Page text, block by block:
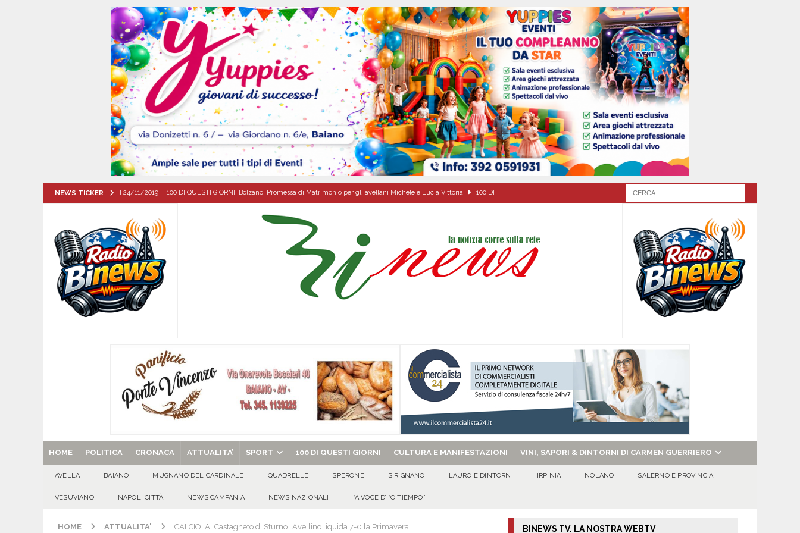
NEWS TICKER [ 24/11/2019 ] 100 DI QUESTI GIORNI. Bolzano, Promessa di Matrimonio per gli avellani Michele e Lucia Vittoria 100 DI
[ 08/08/2026 ] Il futuro dei giovani del Sud, la sfida parte anche dall’Irpinia: nuovo incarico per Gerardo Gonnella
ATTUALITA'
[ 07/08/2026 ] Visciano celebra Padre Arturo D’Onofrio: due giorni di fede nel ricordo del fondatore CULTURA E
MANIFESTAZIONI
[ 07/08/2026 ]
[ 07/08/2026 ] Emergenza cinghiali: nasce il Tavolo tecnico permanente della Regione Campania EVIDENZA
[ 07/08/2026 ] 8 agosto, anniversario della tragedia di Marcinelle. Pmi International: “La sicurezza sul lavoro deve diventare
una cultura collettiva. Nessuna crescita economica può prescindere dalla tutela della vita umana” CULTURA E
MANIFESTAZIONI
SANT’Oggi. Venerdì 29 agosto la chiesa celebra il Martirio di san Giovanni Battista e santa Sabina EVIDENZA
HOME POLITICA CRONACA ATTUALITA’ SPORT 100 DI QUESTI GIORNI CULTURA E MANIFESTAZIONI VINI, SAPORI & DINTORNI DI CARMEN GUERRIERO
AVELLA BAIANO MUGNANO DEL CARDINALE QUADRELLE SPERONE SIRIGNANO LAURO E DINTORNI IRPINIA NOLANO SALERNO E PROVINCIA
VESUVIANO NAPOLI CITTÀ NEWS CAMPANIA NEWS NAZIONALI “A VOCE D’ ‘O TIEMPO”
HOME ATTUALITA' CALCIO. Al Castagneto di Sturno l’Avellino liquida 7-0 la Primavera. BINEWS TV. LA NOSTRA WEBTV